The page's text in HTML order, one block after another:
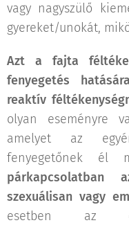
vagy nagyszülő
gyereket/unokát,
Azt a fajta
fenyegetés
reaktív
olyan eseményre
amelyet az
fenyegetőnek él
szexuálisan vagy
esetben az